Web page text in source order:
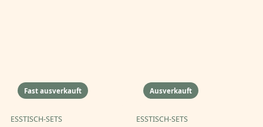
Fast ausverkauft
ESSTISCH-SETS
Ausverkauft
ESSTISCH-SETS